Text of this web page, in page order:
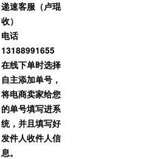
递速客服（卢琨
收）
电话
13188991655
在线下单时选择
自主添加单号，
将电商卖家给您
的单号填写进系
统，并且填写好
发件人收件人信
息。